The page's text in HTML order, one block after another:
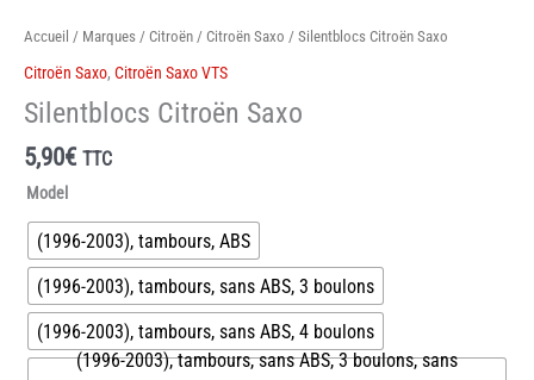
Accueil / Marques / Citroën / Citroën Saxo / Silentblocs Citroën Saxo
Citroën Saxo, Citroën Saxo VTS
Silentblocs Citroën Saxo
5,90€ TTC
Model
(1996-2003), tambours, ABS
(1996-2003), tambours, sans ABS, 3 boulons
(1996-2003), tambours, sans ABS, 4 boulons
(1996-2003), tambours, sans ABS, 3 boulons, sans